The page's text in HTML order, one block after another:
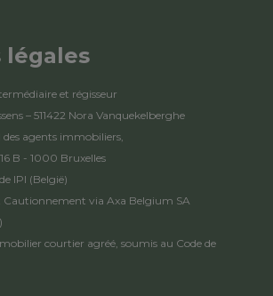
légales
et régisseur
– 511422 Nora Vanquekelberghe
agents immobiliers,
B - 1000 Bruxelles
IPI (België)
Cautionnement via Axa Belgium SA
courtier agréé, soumis au Code de